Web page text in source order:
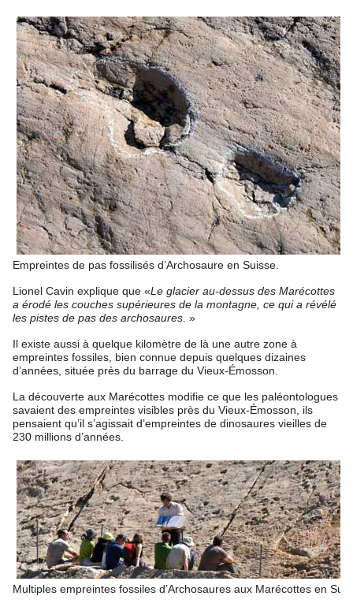
Empreintes de pas fossilisés d’Archosaure en Suisse.
Lionel Cavin explique que «Le glacier au-dessus des Marécottes
a érodé les couches supérieures de la montagne, ce qui a révélé
les pistes de pas des archosaures . »
Il existe aussi à quelque kilomètre de là une autre zone à
empreintes fossiles, bien connue depuis quelques dizaines
d’années, située près du barrage du Vieux-Émosson.
La découverte aux Marécottes modifie ce que les paléontologues
savaient des empreintes visibles près du Vieux-Émosson, ils
pensaient qu’il s’agissait d’empreintes de dinosaures vieilles de
230 millions d’années.
Multiples empreintes fossiles d’Archosaures aux Marécottes en